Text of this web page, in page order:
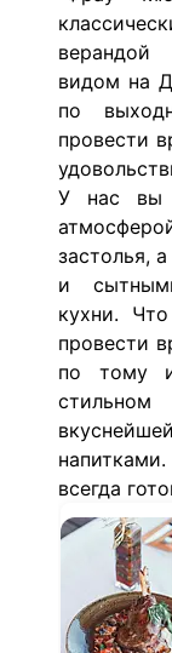
видом на
по
провести
У нас вы
застолья,
и
кухни.
провести
по тому
всегда